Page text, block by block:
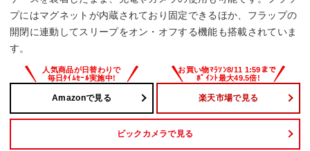
プにはマグネットが内蔵されており固定できるほか、フラップの
開閉に連動してスリープをオン・オフする機能も搭載されていま
す。
Amazonで見る 楽天市場で見る
ビックカメラで見る